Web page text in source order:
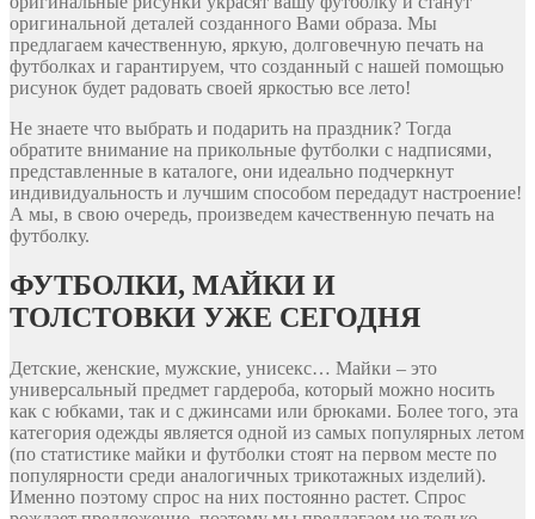
оригинальной деталей созданного Вами образа. Мы
предлагаем качественную, яркую, долговечную печать на
футболках и гарантируем, что созданный с нашей помощью
рисунок будет радовать своей яркостью все лето!
Не знаете что выбрать и подарить на праздник? Тогда
обратите внимание на прикольные футболки с надписями,
представленные в каталоге, они идеально подчеркнут
индивидуальность и лучшим способом передадут настроение!
А мы, в свою очередь, произведем качественную печать на
футболку.
ФУТБОЛКИ, МАЙКИ И
ТОЛСТОВКИ УЖЕ СЕГОДНЯ
Детские, женские, мужские, унисекс… Майки – это
универсальный предмет гардероба, который можно носить
как с юбками, так и с джинсами или брюками. Более того, эта
категория одежды является одной из самых популярных летом
(по статистике майки и футболки стоят на первом месте по
популярности среди аналогичных трикотажных изделий).
Именно поэтому спрос на них постоянно растет. Спрос